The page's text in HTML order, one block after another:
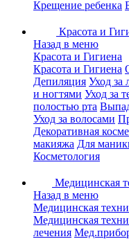
Крещение ребенка
Красота и
Назад в меню
Красота и Гигиена
Красота и Гигиена
Депиляция Уход за
и ногтями Уход за
полостью рта
Уход за волосами
Декоративная
макияжа Для
Косметология
Медицинская
Назад в меню
Медицинская
Медицинская
лечения